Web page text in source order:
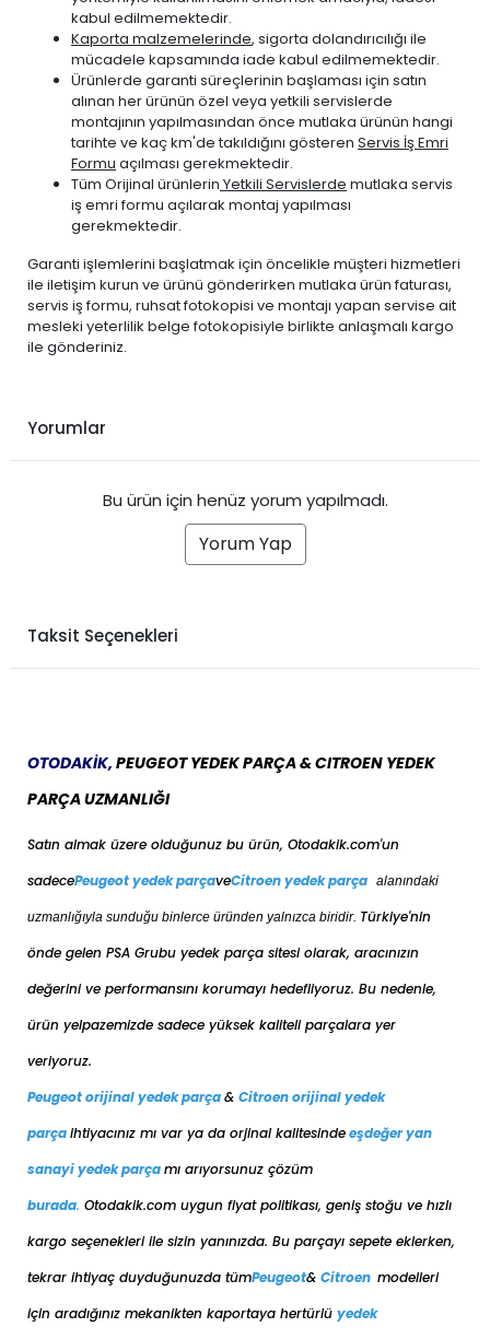
kabul edilmemektedir.
Kaporta malzemelerinde, sigorta dolandırıcılığı ile
mücadele kapsamında iade kabul edilmemektedir.
Ürünlerde garanti süreçlerinin başlaması için satın
alınan her ürünün özel veya yetkili servislerde
montajının yapılmasından önce mutlaka ürünün hangi
tarihte ve kaç km'de takıldığını gösteren Servis İş Emri
Formu açılması gerekmektedir.
Tüm Orijinal ürünlerin Yetkili Servislerde mutlaka servis
iş emri formu açılarak montaj yapılması
gerekmektedir.
Garanti işlemlerini başlatmak için öncelikle müşteri hizmetleri
ile iletişim kurun ve ürünü gönderirken mutlaka ürün faturası,
servis iş formu, ruhsat fotokopisi ve montajı yapan servise ait
mesleki yeterlilik belge fotokopisiyle birlikte anlaşmalı kargo
ile gönderiniz.
Yorumlar
Bu ürün için henüz yorum yapılmadı.
Yorum Yap
Taksit Seçenekleri
OTODAKİK, PEUGEOT YEDEK PARÇA & CITROEN YEDEK
PARÇA UZMANLIĞI
Satın almak üzere olduğunuz bu ürün, Otodakik.com'un
sadecePeugeot yedek parçaveCitroen yedek parça alanındaki
uzmanlığıyla sunduğu binlerce üründen yalnızca biridir. Türkiye'nin
önde gelen PSA Grubu yedek parça sitesi olarak, aracınızın
değerini ve performansını korumayı hedefliyoruz. Bu nedenle,
ürün yelpazemizde sadece yüksek kaliteli parçalara yer
veriyoruz.
Peugeot orijinal yedek parça& Citroen orijinal yedek
parçaihtiyacınız mı var ya da orjinal kalitesindeeşdeğeryan
sanayi yedek parçamı arıyorsunuz çözüm
burada. Otodakik.com uygun fiyat politikası, geniş stoğu ve hızlı
kargo seçenekleri ile sizin yanınızda. Bu parçayı sepete eklerken,
tekrar ihtiyaç duyduğunuzda tümPeugeot& Citroen modelleri
için aradığınız mekanikten kaportaya hertürlü yedek